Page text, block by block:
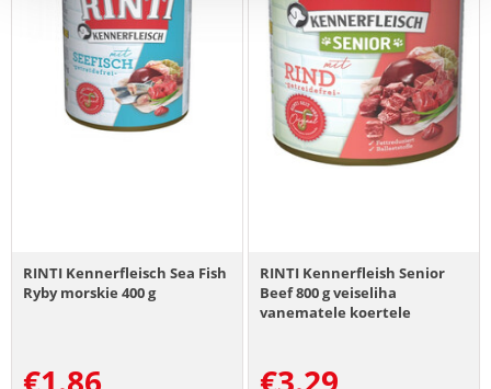
RINTI Kennerfleisch Sea Fish
Ryby morskie 400 g
RINTI Kennerfleish Senior
Beef 800 g veiseliha
vanematele koertele